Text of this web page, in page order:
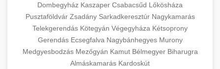
Dombegyház Kaszaper Csabacsűd Lőkösháza
Pusztaföldvár Zsadány Sarkadkeresztúr Nagykamarás
Telekgerendás Kötegyán Végegyháza Kétsoprony
Gerendás Ecsegfalva Nagybánhegyes Murony
Medgyesbodzás Mezőgyán Kamut Bélmegyer Biharugra
Almáskamarás Kardoskút